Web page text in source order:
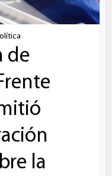
de
la